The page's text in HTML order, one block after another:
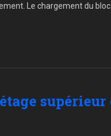
Le chargement du